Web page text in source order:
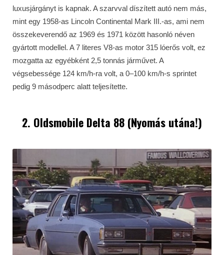
luxusjárgányt is kapnak. A szarvval díszített autó nem más,
mint egy 1958-as Lincoln Continental Mark III.-as, ami nem
összekeverendő az 1969 és 1971 között hasonló néven
gyártott modellel. A 7 literes V8-as motor 315 lóerős volt, ez
mozgatta az egyébként 2,5 tonnás járművet. A
végsebessége 124 km/h-ra volt, a 0–100 km/h-s sprintet
pedig 9 másodperc alatt teljesítette.
2. Oldsmobile Delta 88 (Nyomás utána!)